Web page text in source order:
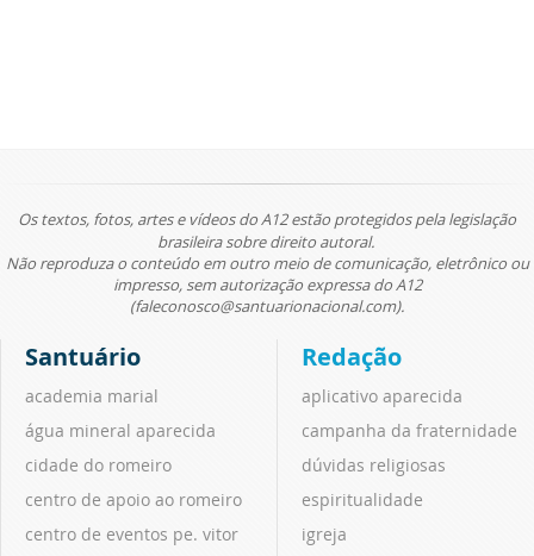
Os textos, fotos, artes e vídeos do A12 estão protegidos pela legislação
brasileira sobre direito autoral.
Não reproduza o conteúdo em outro meio de comunicação, eletrônico ou
impresso, sem autorização expressa do A12
(faleconosco@santuarionacional.com).
Santuário
academia marial
água mineral aparecida
cidade do romeiro
centro de apoio ao romeiro
centro de eventos pe. vitor
Redação
aplicativo aparecida
campanha da fraternidade
dúvidas religiosas
espiritualidade
igreja